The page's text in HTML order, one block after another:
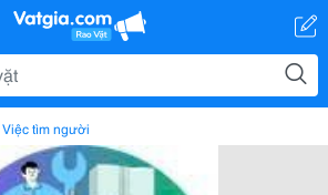
Việc tìm người